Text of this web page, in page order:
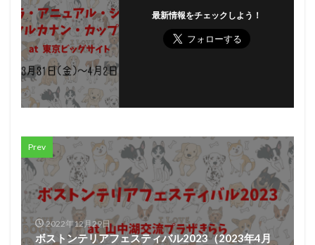
最新情報をチェックしよう！
Prev
2022年12月29日
ボストンテリアフェスティバル2023（2023年4月